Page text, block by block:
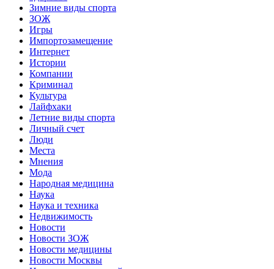
Зимние виды спорта
ЗОЖ
Игры
Импортозамещение
Интернет
Истории
Компании
Криминал
Культура
Лайфхаки
Летние виды спорта
Личный счет
Люди
Места
Мнения
Мода
Народная медицина
Наука
Наука и техника
Недвижимость
Новости
Новости ЗОЖ
Новости медицины
Новости Москвы